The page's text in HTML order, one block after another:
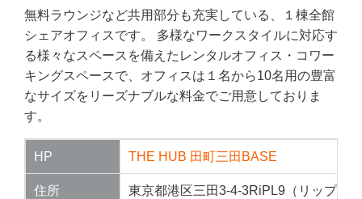
無料ラウンジなど共用部分も充実している、１棟全館
シェアオフィスです。 多様なワークスタイルに対応す
る様々なスペースを備えたレンタルオフィス・コワー
キングスペースで、オフィスは１名から10名用の豊富
なサイズをリーズナブルな料金でご用意しておりま
す。
HP THE HUB 田町三田BASE
住所 東京都港区三田3-4-3RiPL9（リップル